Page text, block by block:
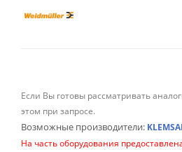
Если Вы готовы рассматривать
этом при запросе.
Возможные производители:
На часть оборудования